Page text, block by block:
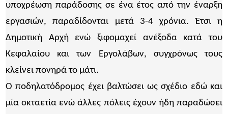
υποχρέωση παράδοσης σε ένα έτος από την έναρξη
εργασιών, παραδίδονται μετά 3-4 χρόνια. Έτσι η
Δημοτική Αρχή ενώ ξιφομαχεί ανέξοδα κατά του
Κεφαλαίου και των Εργολάβων, συγχρόνως τους
κλείνει πονηρά το μάτι.
Ο ποδηλατόδρομος έχει βαλτώσει ως σχέδιο εδώ και
μία οκταετία ενώ άλλες πόλεις έχουν ήδη παραδώσει